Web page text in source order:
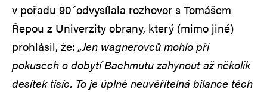
v pořadu 90´odvysílala rozhovor s Tomášem
Řepou z Univerzity obrany, který (mimo jiné)
prohlásil, že:„Jen wagnerovců mohlo při
pokusech o dobytí Bachmutu zahynout až několik
desítek tisíc. To je úplně neuvěřitelná bilance těch